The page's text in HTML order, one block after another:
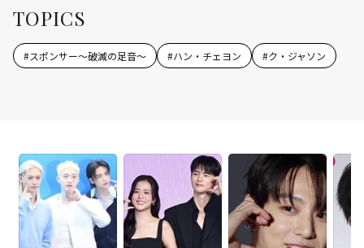
TOPICS
#スポンサー～破滅の足音～ #ハン・チェヨン #ク・ジャソン